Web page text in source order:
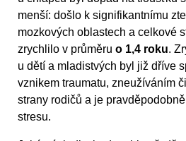
menší: došlo k signifikantnímu
mozkových oblastech a celkové
zrychlilo v průměru o 1,4 roku.
u dětí a mladistvých byl již dříve
vznikem traumatu, zneužíváním
strany rodičů a je
stresu.